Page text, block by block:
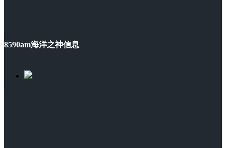
8590am海洋之神信息